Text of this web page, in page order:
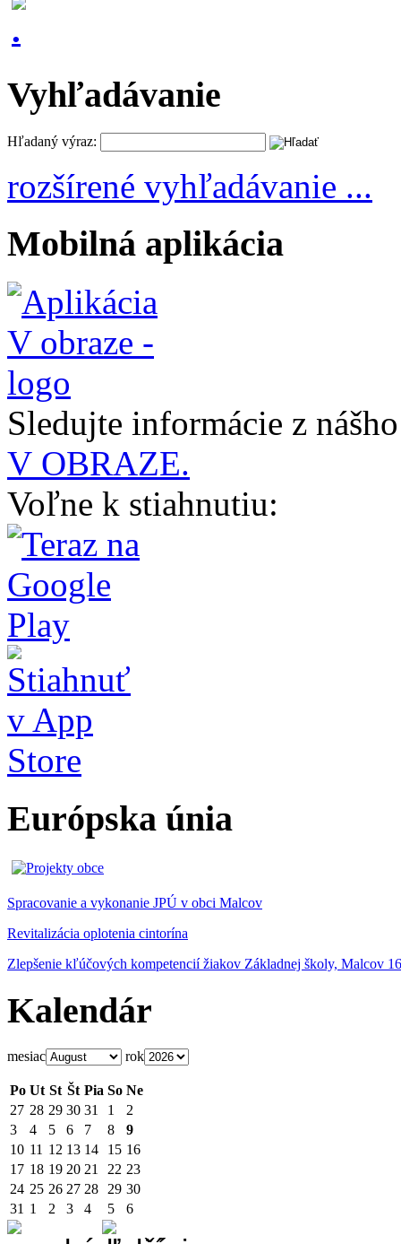
Vyhľadávanie
Hľadaný výraz:
rozšírené vyhľadávanie ...
Mobilná aplikácia
Sledujte informácie z
V OBRAZE.
Voľne k stiahnutiu:
Európska únia
Spracovanie a vykonanie JPÚ v obci Malcov
Revitalizácia oplotenia cintorína
Zlepšenie kľúčových kompetencií žiakov Základnej školy, Malcov 16
Kalendár
mesiac rok
Po Ut St Št Pia So Ne
27 28 29 30 31 1
2
3
4 5 6 7 8
9
10 11 12 13 14 15 16
17 18 19 20 21 22 23
24 25 26 27 28 29 30
31 1 2 3 4 5 6